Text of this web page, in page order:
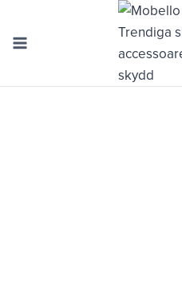
content